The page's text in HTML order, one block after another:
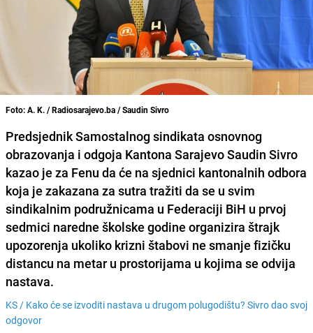
Foto: A. K. / Radiosarajevo.ba / Saudin Sivro
Predsjednik Samostalnog sindikata osnovnog
obrazovanja i odgoja Kantona SarajevoSaudin Sivro
kazao je za Fenu da će na sjednici kantonalnih odbora
koja je zakazana za sutra tražiti da se u svim
sindikalnim podružnicama u Federaciji BiH u prvoj
sedmici naredne školske godine organizira štrajk
upozorenja ukoliko krizni štabovi ne smanje fizičku
distancu na metar u prostorijama u kojima se odvija
nastava.
KS / Kako će se izvoditi nastava u drugom polugodištu? Sivro dao svoj
odgovor